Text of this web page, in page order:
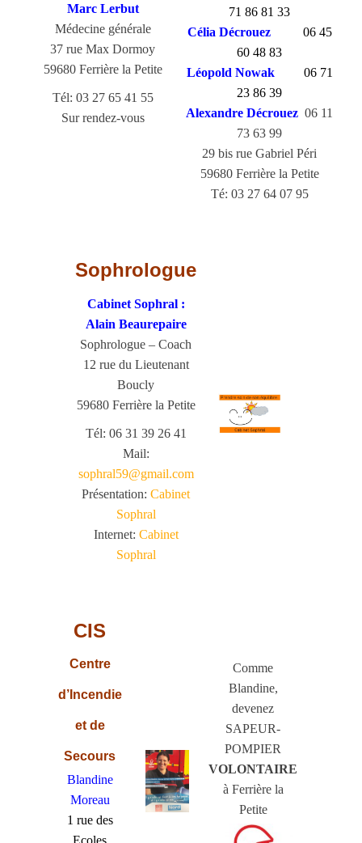
Marc Lerbut
Médecine générale
37 rue Max Dormoy
59680 Ferrière la Petite
Tél: 03 27 65 41 55
Sur rendez-vous
71 86 81 33
Célia Décrouez 06 45
60 48 83
Léopold Nowak 06 71
23 86 39
Alexandre Décrouez 06 11
73 63 99
29 bis rue Gabriel Péri
59680 Ferrière la Petite
Té: 03 27 64 07 95
Sophrologue
Cabinet Sophral :
Alain Beaurepaire
Sophrologue – Coach
12 rue du Lieutenant
Boucly
59680 Ferrière la Petite
Tél: 06 31 39 26 41
Mail:
sophral59@gmail.com
Présentation: Cabinet
Sophral
Internet: Cabinet
Sophral
CIS
Centre
d’Incendie
et de
Secours
Blandine
Moreau
1 rue des
Ecoles
Comme
Blandine,
devenez
SAPEUR-
POMPIER
VOLONTAIRE
à Ferrière la
Petite